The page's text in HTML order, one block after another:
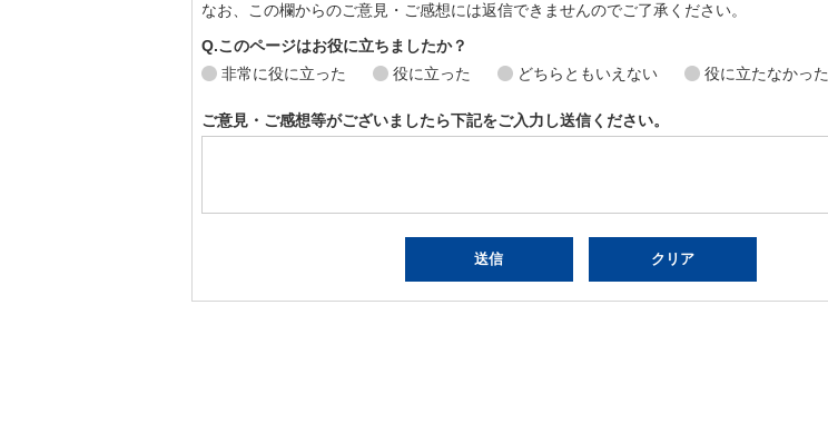
なお、この欄からのご意見・ご感想には返信できませんのでご了承ください。
Q.このページはお役に立ちましたか？
非常に役に立った
役に立った どちらともいえない 役に立たなかった
ご意見・ご感想等がございましたら下記をご入力し送信ください。